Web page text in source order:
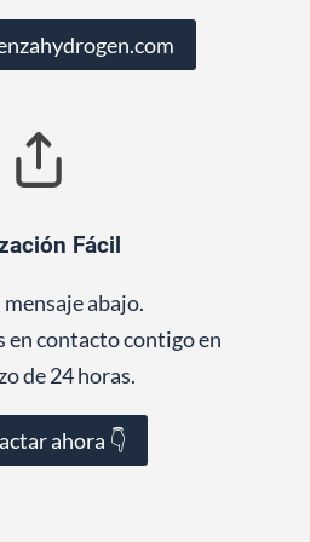
Fácil
abajo.
en contacto contigo en
de 24 horas.
ahora 👇